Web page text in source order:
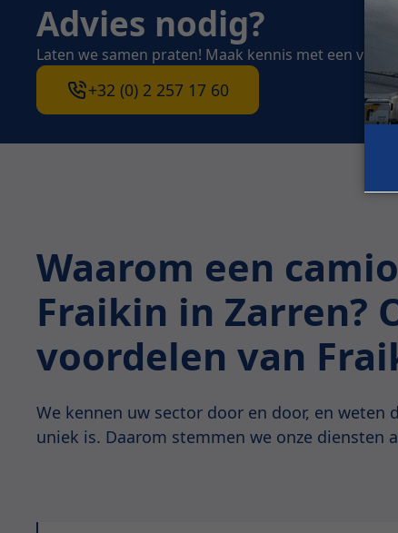
Advies nodig?
Laten we samen praten! Maak kennis met een van
+32 (0) 2 257 17 60
Waarom een
Fraikin in Zarren?
voordelen van
We kennen uw sector door en door, en
uniek is. Daarom stemmen we onze diensten